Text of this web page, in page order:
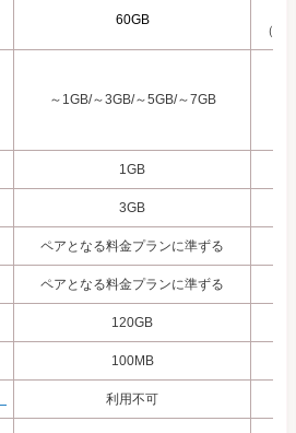
60GB
（※
～1GB/～3GB/～5GB/～7GB
1GB
3GB
ペアとなる料金プランに準ずる
ペアとなる料金プランに準ずる
120GB
100MB
利用不可